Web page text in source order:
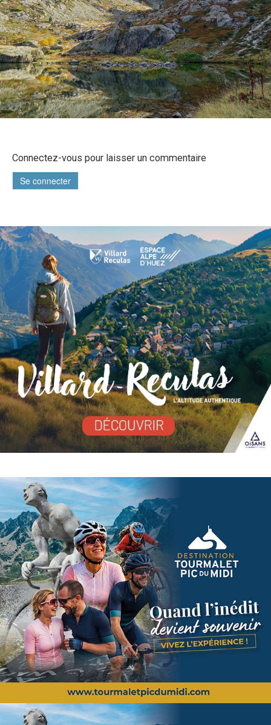
Connectez-vous pour laisser un commentaire
Se connecter